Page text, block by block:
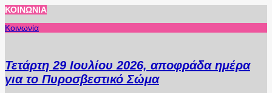
ΚΟΙΝΩΝΊΑ
Κοινωνία
Τετάρτη 29 Ιουλίου 2026, αποφράδα ημέρα
για το Πυροσβεστικό Σώμα